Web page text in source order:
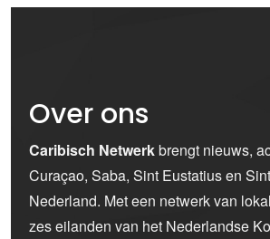
Over ons
Caribisch Netwerkbrengt nieuws,
Curaçao, Saba, Sint Eustatius en
Nederland. Met een netwerk van
zes eilanden van het Nederlandse